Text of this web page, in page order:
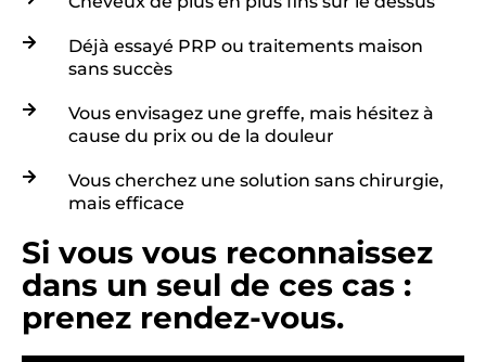
Déjà essayé PRP ou traitements maison
sans succès
Vous envisagez une greffe, mais hésitez à
cause du prix ou de la douleur
Vous cherchez une solution sans chirurgie,
mais efficace
Si vous vous reconnaissez
dans un seul de ces cas :
prenez rendez-vous.